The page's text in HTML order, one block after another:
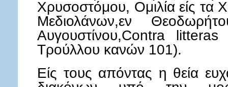
Χρυσοστόμου, Ομιλία είς τα
Μεδιολάνων,εν
Αυγουστίνου,Contra
Tρούλλου κανών 101).
Είς τους απόντας η θεία